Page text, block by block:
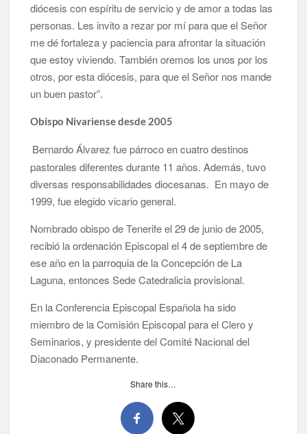
diócesis con espíritu de servicio y de amor a todas las
personas. Les invito a rezar por mí para que el Señor
me dé fortaleza y paciencia para afrontar la situación
que estoy viviendo. También oremos los unos por los
otros, por esta diócesis, para que el Señor nos mande
un buen pastor”.
Obispo Nivariense desde 2005
Bernardo Álvarez fue párroco en cuatro destinos
pastorales diferentes durante 11 años. Además, tuvo
diversas responsabilidades diocesanas. En mayo de
1999, fue elegido vicario general.
Nombrado obispo de Tenerife el 29 de junio de 2005,
recibió la ordenación Episcopal el 4 de septiembre de
ese año en la parroquia de la Concepción de La
Laguna, entonces Sede Catedralicia provisional.
En la Conferencia Episcopal Española ha sido
miembro de la Comisión Episcopal para el Clero y
Seminarios, y presidente del Comité Nacional del
Diaconado Permanente.
Share this…